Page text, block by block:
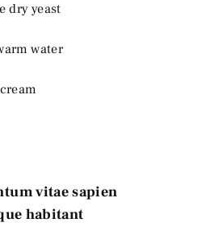
dry yeast
water
vitae sapien
habitant